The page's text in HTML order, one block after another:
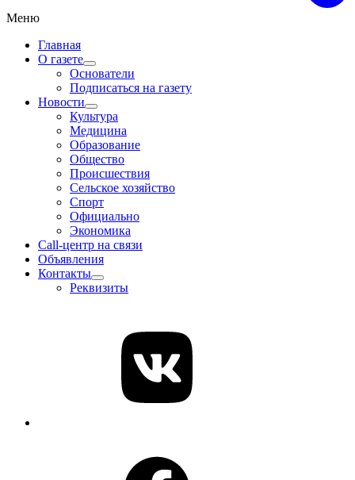
Меню
Главная
О газете
Основатели
Подписаться на газету
Новости
Культура
Медицина
Образование
Общество
Происшествия
Сельское хозяйство
Спорт
Официально
Экономика
Call-центр на связи
Объявления
Контакты
Реквизиты